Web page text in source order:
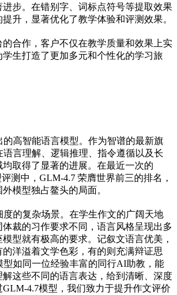
步。在错别字、词标点符号等提取效果
升，显著优化了教学体验和评测效果。
合作，客户不仅在教学质量和效果上实
生打造了更加多元和个性化的学习旅
的高智能语言模型。作为智谱的最新旗
语言理解、逻辑推理、指令遵循以及长
取得了显著的进展。在最近一次的
评测中，GLM-4.7 荣膺世界前三的排名，
模型独占鳌头的局面。
度的复杂场景。在学生作文的广阔天地
裁的习作要求不同，语言风格呈现出多
型就有极高的要求。记叙文语言优美，
洋溢着文学色彩，有的则充满辩证思
型如同一位经验丰富的同行AI助教，能
这些不同的语言表达，给到清晰、深度
4.7模型，我们致力于提升作文评价